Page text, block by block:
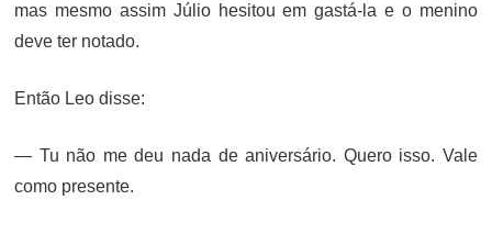
mas mesmo assim Júlio hesitou em gastá-la e o menino
deve ter notado.
Então Leo disse:
— Tu não me deu nada de aniversário. Quero isso. Vale
como presente.